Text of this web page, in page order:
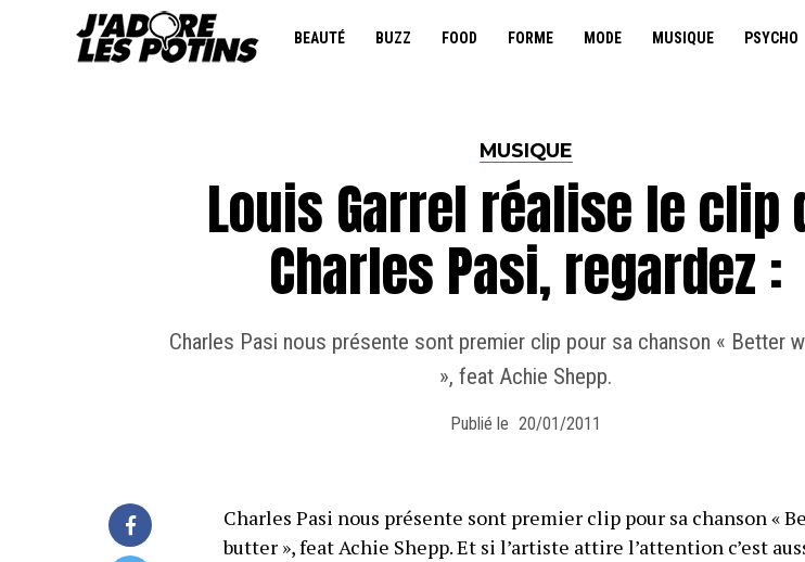
BEAUTÉ BUZZ FOOD FORME MODE MUSIQUE PSYCHO
MUSIQUE
Louis Garrel réalise le clip
Charles Pasi, regardez :
Charles Pasi nous présente sont premier clip pour sa chanson « Better
», feat Achie Shepp.
Publié le 20/01/2011
Charles Pasi nous présente sont premier clip pour sa chanson «
butter », feat Achie Shepp. Et si l’artiste attire l’attention c’est